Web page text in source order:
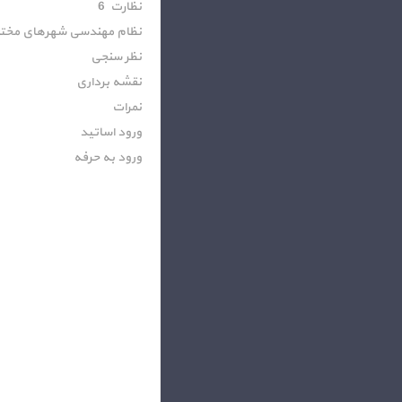
نظارت 6
نظام مهندسی شهرهای
نظر سنجی
نقشه برداری
نمرات
ورود اساتید
ورود به حرفه